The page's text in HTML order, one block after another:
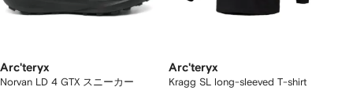
Arc'teryx
Norvan LD 4 GTX スニーカー
Arc'teryx
Kragg SL long-sleeved T-shirt